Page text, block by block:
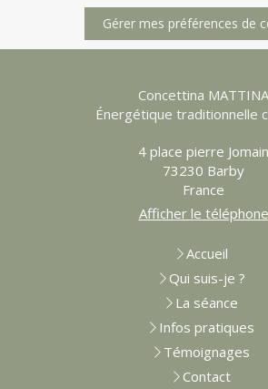
Gérer mes préférences de
Concettina MATTINA
Énergétique traditionnelle
4 place pierre Jomain
73230 Barby
France
Afficher le téléphone
Accueil
Qui suis-je ?
La séance
Infos pratiques
Témoignages
Contact